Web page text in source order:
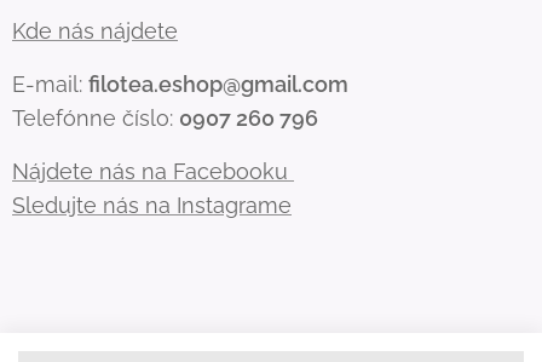
Kde nás nájdete
E-mail: filotea.eshop@gmail.com
Telefónne číslo: 0907 260 796
Nájdete nás na Facebooku
Sledujte nás na Instagrame